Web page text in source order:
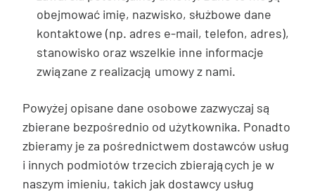
obejmować imię, nazwisko, służbowe dane
kontaktowe (np. adres e-mail, telefon, adres),
stanowisko oraz wszelkie inne informacje
związane z realizacją umowy z nami.
Powyżej opisane dane osobowe zazwyczaj są
zbierane bezpośrednio od użytkownika. Ponadto
zbieramy je za pośrednictwem dostawców usług
i innych podmiotów trzecich zbierających je w
naszym imieniu, takich jak dostawcy usług